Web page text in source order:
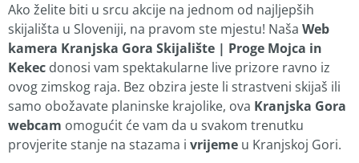
Ako želite biti u srcu akcije na jednom od najljepših
skijališta u Sloveniji, na pravom ste mjestu! Naša Web
kamera Kranjska Gora Skijalište | Proge Mojca in
Kekec donosi vam spektakularne live prizore ravno iz
ovog zimskog raja. Bez obzira jeste li strastveni skijaš ili
samo obožavate planinske krajolike, ova Kranjska Gora
webcam omogućit će vam da u svakom trenutku
provjerite stanje na stazama i vrijeme u Kranjskoj Gori.